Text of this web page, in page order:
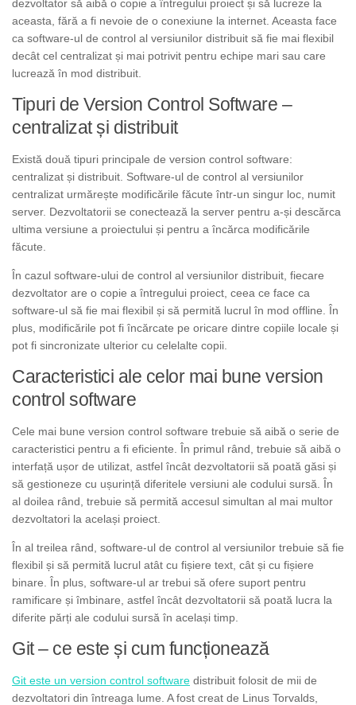
dezvoltator să aibă o copie a întregului proiect și să lucreze la
aceasta, fără a fi nevoie de o conexiune la internet. Aceasta face
ca software-ul de control al versiunilor distribuit să fie mai flexibil
decât cel centralizat și mai potrivit pentru echipe mari sau care
lucrează în mod distribuit.
Tipuri de Version Control Software –
centralizat și distribuit
Există două tipuri principale de version control software:
centralizat și distribuit. Software-ul de control al versiunilor
centralizat urmărește modificările făcute într-un singur loc, numit
server. Dezvoltatorii se conectează la server pentru a-și descărca
ultima versiune a proiectului și pentru a încărca modificările
făcute.
În cazul software-ului de control al versiunilor distribuit, fiecare
dezvoltator are o copie a întregului proiect, ceea ce face ca
software-ul să fie mai flexibil și să permită lucrul în mod offline. În
plus, modificările pot fi încărcate pe oricare dintre copiile locale și
pot fi sincronizate ulterior cu celelalte copii.
Caracteristici ale celor mai bune version
control software
Cele mai bune version control software trebuie să aibă o serie de
caracteristici pentru a fi eficiente. În primul rând, trebuie să aibă o
interfață ușor de utilizat, astfel încât dezvoltatorii să poată găsi și
să gestioneze cu ușurință diferitele versiuni ale codului sursă. În
al doilea rând, trebuie să permită accesul simultan al mai multor
dezvoltatori la același proiect.
În al treilea rând, software-ul de control al versiunilor trebuie să fie
flexibil și să permită lucrul atât cu fișiere text, cât și cu fișiere
binare. În plus, software-ul ar trebui să ofere suport pentru
ramificare și îmbinare, astfel încât dezvoltatorii să poată lucra la
diferite părți ale codului sursă în același timp.
Git – ce este și cum funcționează
Git este un version control software distribuit folosit de mii de
dezvoltatori din întreaga lume. A fost creat de Linus Torvalds,